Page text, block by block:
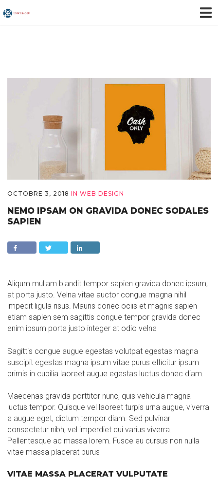
OCTOBRE 3, 2018 IN WEB DESIGN
NEMO IPSAM ON GRAVIDA DONEC SODALES
SAPIEN
Aliqum mullam blandit tempor sapien gravida donec ipsum,
at porta justo. Velna vitae auctor congue magna nihil
impedit ligula risus. Mauris donec ociis et magnis sapien
etiam sapien sem sagittis congue tempor gravida donec
enim ipsum porta justo integer at odio velna
Sagittis congue augue egestas volutpat egestas magna
suscipit egestas magna ipsum vitae purus efficitur ipsum
primis in cubilia laoreet augue egestas luctus donec diam.
Maecenas gravida porttitor nunc, quis vehicula magna
luctus tempor. Quisque vel laoreet turpis urna augue, viverra
a augue eget, dictum tempor diam. Sed pulvinar
consectetur nibh, vel imperdiet dui varius viverra.
Pellentesque ac massa lorem. Fusce eu cursus non nulla
vitae massa placerat purus
VITAE MASSA PLACERAT VULPUTATE